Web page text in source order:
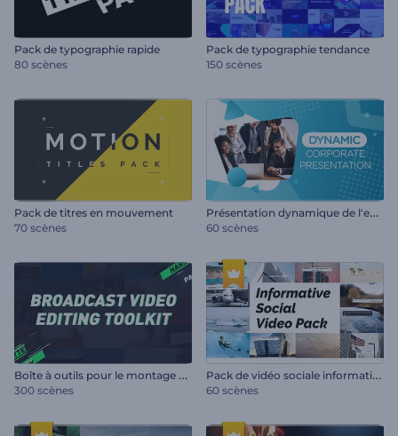
Pack de typographie rapide
80 scènes
Pack de typographie tendance
150 scènes
Pack de titres en mouvement
70 scènes
P
résentation dynamique de l'entreprise
60 scènes
B
oîte à outils pour le montage de vidéos de diffusion
300 scènes
P
ack de vidéo sociale informative
60 scènes